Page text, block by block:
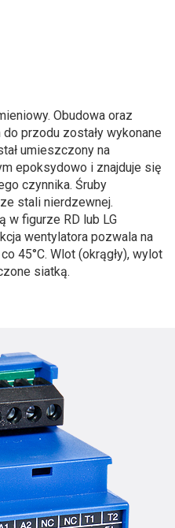
Obudowa oraz
przodu zostały wykonane
umieszczony na
epoksydowo i znajduje się
czynnika. Śruby
stali nierdzewnej.
w figurze RD lub LG
wentylatora pozwala na
45°C. Wlot (okrągły), wylot
siatką.